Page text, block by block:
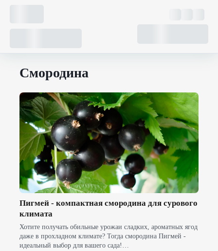
Смородина
Пигмей - компактная смородина для сурового
климата
Хотите получать обильные урожаи сладких, ароматных ягод
даже в прохладном климате? Тогда смородина Пигмей -
идеальный выбор для вашего сада!…